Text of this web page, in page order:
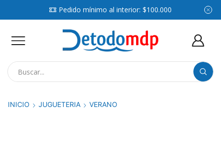
Pedido mínimo al interior: $100.000
INICIO JUGUETERIA VERANO